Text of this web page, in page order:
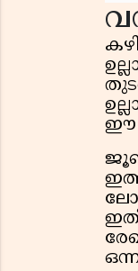
ഈ
ജൂൺ